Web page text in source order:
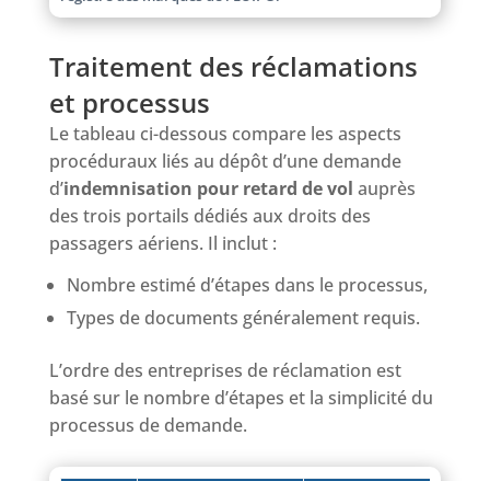
Traitement des réclamations
et processus
Le tableau ci-dessous compare les aspects
procéduraux liés au dépôt d’une demande
d’indemnisation pour retard de vol auprès
des trois portails dédiés aux droits des
passagers aériens. Il inclut :
Nombre estimé d’étapes dans le processus,
Types de documents généralement requis.
L’ordre des entreprises de réclamation est
basé sur le nombre d’étapes et la simplicité du
processus de demande.